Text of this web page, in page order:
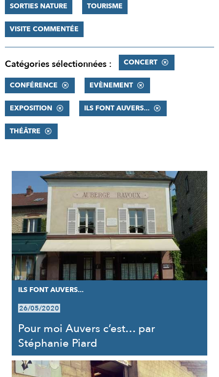
SORTIES NATURE TOURISME
VISITE COMMENTÉE
Catégories sélectionnées : CONCERT
CONFÉRENCE EVÈNEMENT
EXPOSITION ILS FONT AUVERS...
THÉÂTRE
RÉSULTATS
ILS FONT AUVERS...
26/05/2020
Pour moi Auvers c’est… par
Stéphanie Piard